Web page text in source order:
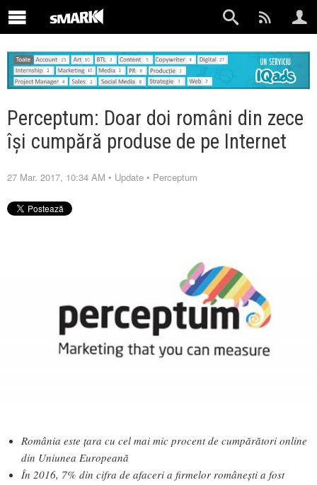
Perceptum: Doar doi români din zece
își cumpără produse de pe Internet
27 Mar. 2017, 10:34 AM • Update • Perceptum
România este țara cu cel mai mic procent de cumpărători online
din Uniunea Europeană
În 2016, 7% din cifra de afaceri a firmelor românești a fost